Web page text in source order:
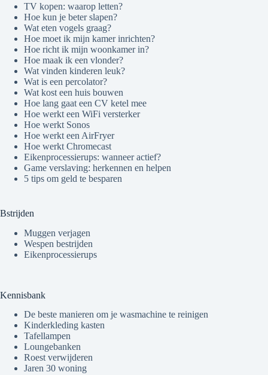
TV kopen: waarop letten?
Hoe kun je beter slapen?
Wat eten vogels graag?
Hoe moet ik mijn kamer inrichten?
Hoe richt ik mijn woonkamer in?
Hoe maak ik een vlonder?
Wat vinden kinderen leuk?
Wat is een percolator?
Wat kost een huis bouwen
Hoe lang gaat een CV ketel mee
Hoe werkt een WiFi versterker
Hoe werkt Sonos
Hoe werkt een AirFryer
Hoe werkt Chromecast
Eikenprocessierups: wanneer actief?
Game verslaving: herkennen en helpen
5 tips om geld te besparen
Bstrijden
Muggen verjagen
Wespen bestrijden
Eikenprocessierups
Kennisbank
De beste manieren om je wasmachine te reinigen
Kinderkleding kasten
Tafellampen
Loungebanken
Roest verwijderen
Jaren 30 woning